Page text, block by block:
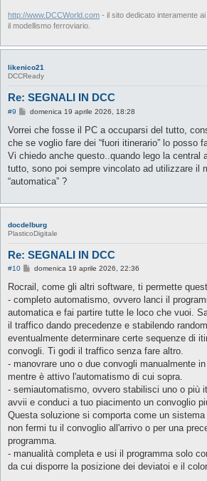
http://www.DCCWorld.com - il sito dedicato interamente
il modellismo ferroviario.
likenico21
DCCReady
Re: SEGNALI IN DCC
#9
M
s
a
g
i
o
domenica 19 aprile 2026, 18:28
Vorrei che fosse il PC a occuparsi del tutto,
che se voglio fare dei “fuori itinerario” lo posso
Vi chiedo anche questo..quando lego la central
tutto, sono poi sempre vincolato ad utilizzare il
“automatica” ?
docdelburg
PlasticoDigitale
Re: SEGNALI IN DCC
#10
M
s
a
g
i
o
domenica 19 aprile 2026, 22:36
Rocrail, come gli altri software, ti permette
- completo automatismo, ovvero lanci il
automatica e fai partire tutte le loco che vuoi.
il traffico dando precedenze e stabilendo
eventualmente determinare certe sequenze di
convogli. Ti godi il traffico senza fare altro.
- manovrare uno o due convogli manualmente
mentre è attivo l'automatismo di cui sopra.
- semiautomatismo, ovvero stabilisci uno o più
avvii e conduci a tuo piacimento un convoglio
Questa soluzione si comporta come un
non fermi tu il convoglio all'arrivo o per una
programma.
- manualità completa e usi il programma solo
da cui disporre la posizione dei deviatoi e il